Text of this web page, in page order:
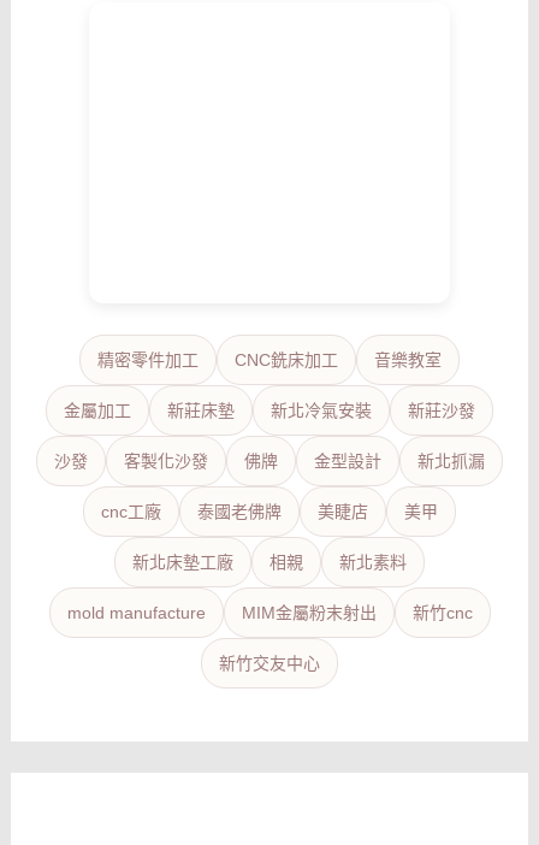
精密零件加工 CNC銑床加工 音樂教室
金屬加工 新莊床墊 新北冷氣安裝 新莊沙發
沙發 客製化沙發 佛牌 金型設計 新北抓漏
cnc工廠 泰國老佛牌 美睫店 美甲
新北床墊工廠 相親 新北素料
mold manufacture MIM金屬粉末射出 新竹cnc
新竹交友中心